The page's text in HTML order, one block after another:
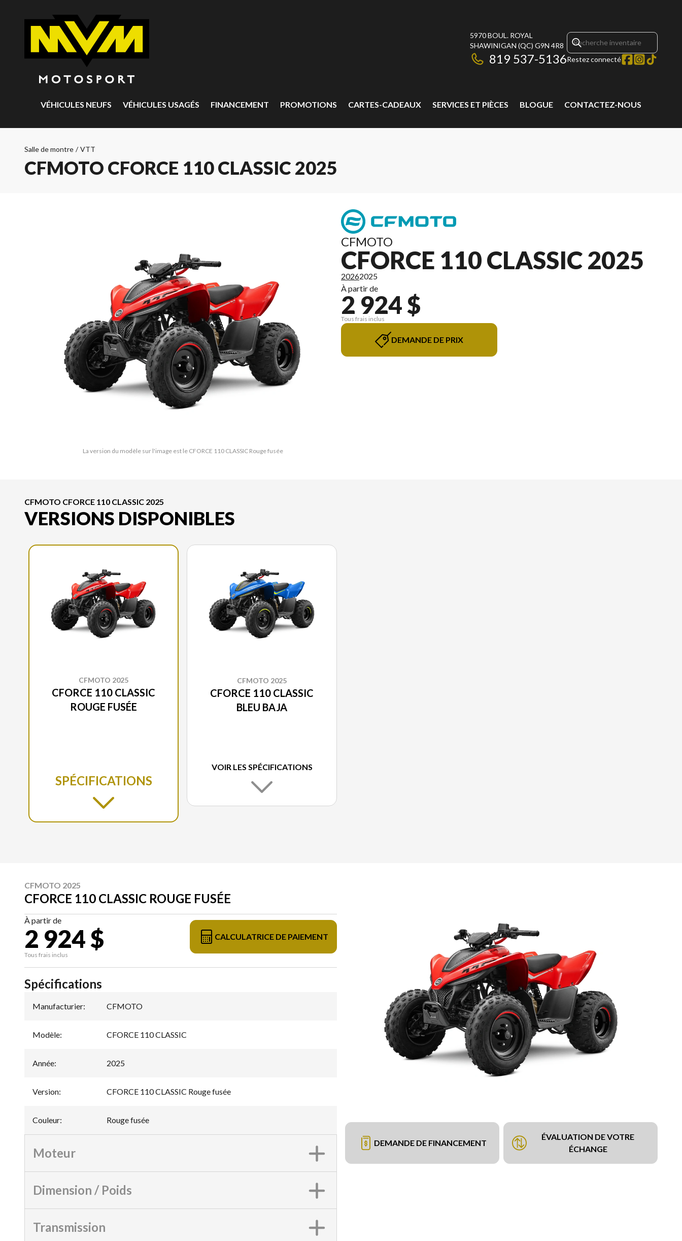
5970 BOUL. ROYAL
SHAWINIGAN (QC) G9N 4R8
819 537-5136Restez connecté
VÉHICULES NEUFS VÉHICULES USAGÉS FINANCEMENT PROMOTIONS CARTES-CADEAUX SERVICES ET PIÈCES BLOGUE CONTACTEZ-NOUS
Salle de montre / VTT
CFMOTO CFORCE 110 CLASSIC 2025
La version du modèle sur l'image est le CFORCE 110 CLASSIC Rouge fusée
CFMOTO
CFORCE 110 CLASSIC 2025
20262025
À partir de
2 924 $
Tous frais inclus
DEMANDE DE PRIX
CFMOTO CFORCE 110 CLASSIC 2025
VERSIONS DISPONIBLES
CFMOTO 2025
CFORCE 110 CLASSIC
ROUGE FUSÉE
SPÉCIFICATIONS
CFMOTO 2025
CFORCE 110 CLASSIC
BLEU BAJA
VOIR LES SPÉCIFICATIONS
CFMOTO 2025
CFORCE 110 CLASSIC ROUGE FUSÉE
À partir de
2 924 $
Tous frais inclus
CALCULATRICE DE PAIEMENT
DEMANDE DE FINANCEMENT
ÉVALUATION DE VOTRE
ÉCHANGE
Spécifications
Manufacturier: CFMOTO
Modèle: CFORCE 110 CLASSIC
Année: 2025
Version: CFORCE 110 CLASSIC Rouge fusée
Couleur: Rouge fusée
Moteur
Dimension / Poids
Transmission